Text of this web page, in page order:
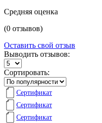
Средняя оценка
(0 отзывов)
Оставить свой отзыв
Выводить отзывов:
Сортировать:
Сертификат
Сертификат
Сертификат